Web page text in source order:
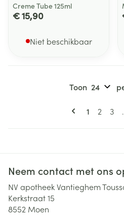
Creme Tube 125ml
€ 15,90
Niet beschikbaar
U lees
1 Pagina
2 3
Toon
Neem contact met ons
NV apotheek Vantieghem
Kerkstraat 15
8552 Moen